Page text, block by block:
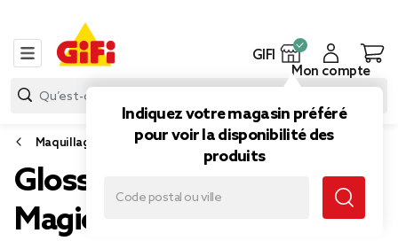
GIFI
Indiquez votre magasin préféré
pour voir la disponibilité des
produits
Mon compte
Maquillage
Gloss avec crayon à lèvres
Magic studio